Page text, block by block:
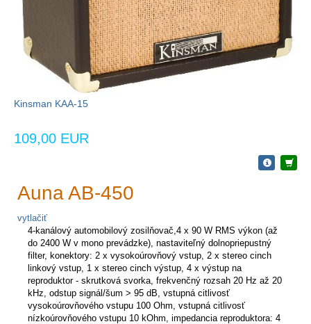
Kinsman KAA-15
109,00 EUR
Auna AB-450
vytlačiť
4-kanálový automobilový zosilňovač,4 x 90 W RMS výkon (až
do 2400 W v mono prevádzke), nastaviteľný dolnopriepustný
filter, konektory: 2 x vysokoúrovňový vstup, 2 x stereo cinch
linkový vstup, 1 x stereo cinch výstup, 4 x výstup na
reproduktor - skrutková svorka, frekvenčný rozsah 20 Hz až 20
kHz, odstup signál/šum > 95 dB, vstupná citlivosť
vysokoúrovňového vstupu 100 Ohm, vstupná citlivosť
nízkoúrovňového vstupu 10 kOhm, impedancia reproduktora: 4